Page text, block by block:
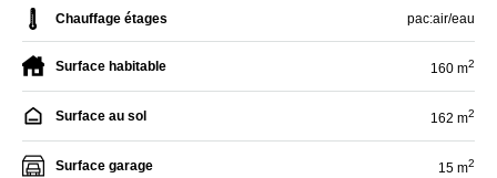
Chauffage étages pac:air/eau
Surface habitable 160 m2
Surface au sol 162 m2
Surface garage 15 m2